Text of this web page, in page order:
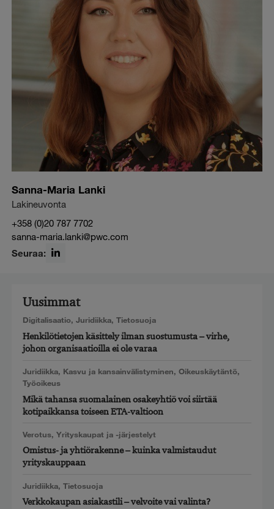
Sanna-Maria Lanki
Lakineuvonta
+358 (0)20 787 7702
sanna-maria.lanki@pwc.com
Seuraa:
Uusimmat
Digitalisaatio, Juridiikka, Tietosuoja
Henkilötietojen käsittely ilman suostumusta – virhe,
johon organisaatioilla ei ole varaa
Juridiikka, Kasvu ja kansainvälistyminen, Oikeuskäytäntö,
Työoikeus
Mikä tahansa suomalainen osakeyhtiö voi siirtää
kotipaikkansa toiseen ETA-valtioon
Verotus, Yrityskaupat ja -järjestelyt
Omistus- ja yhtiörakenne – kuinka valmistaudut
yrityskauppaan
Juridiikka, Tietosuoja
Verkkokaupan asiakastili – velvoite vai valinta?